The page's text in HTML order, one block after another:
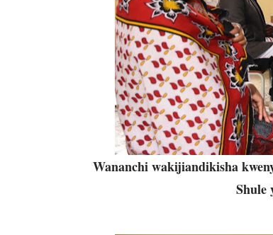
Wananchi wakijiandikisha
Shule